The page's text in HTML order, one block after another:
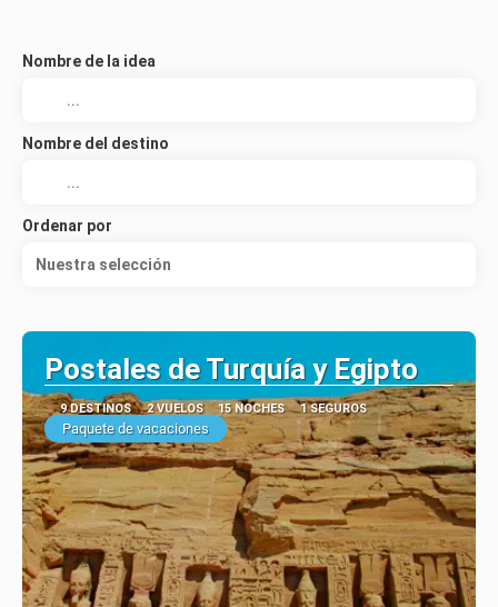
Nombre de la idea
Nombre del destino
Ordenar por
Nuestra selección
Postales de Turquía y Egipto
9 DESTINOS 2 VUELOS 15 NOCHES 1 SEGUROS
Paquete de vacaciones